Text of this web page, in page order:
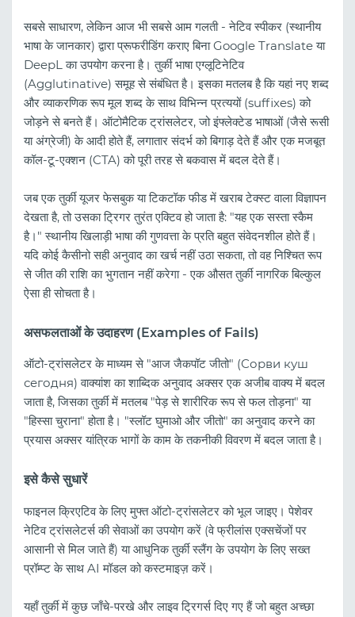
सबसे साधारण, लेकिन आज भी सबसे आम गलती - नेटिव स्पीकर (स्थानीय
भाषा के जानकार) द्वारा प्रूफरीडिंग कराए बिना Google Translate या
DeepL का उपयोग करना है। तुर्की भाषा एग्लूटिनेटिव
(Agglutinative) समूह से संबंधित है। इसका मतलब है कि यहां नए शब्द
और व्याकरणिक रूप मूल शब्द के साथ विभिन्न प्रत्ययों (suffixes) को
जोड़ने से बनते हैं। ऑटोमैटिक ट्रांसलेटर, जो इंफ्लेक्टेड भाषाओं (जैसे रूसी
या अंग्रेजी) के आदी होते हैं, लगातार संदर्भ को बिगाड़ देते हैं और एक मजबूत
कॉल-टू-एक्शन (CTA) को पूरी तरह से बकवास में बदल देते हैं।
जब एक तुर्की यूजर फेसबुक या टिकटॉक फीड में खराब टेक्स्ट वाला विज्ञापन
देखता है, तो उसका ट्रिगर तुरंत एक्टिव हो जाता है: "यह एक सस्ता स्कैम
है।" स्थानीय खिलाड़ी भाषा की गुणवत्ता के प्रति बहुत संवेदनशील होते हैं।
यदि कोई कैसीनो सही अनुवाद का खर्च नहीं उठा सकता, तो वह निश्चित रूप
से जीत की राशि का भुगतान नहीं करेगा - एक औसत तुर्की नागरिक बिल्कुल
ऐसा ही सोचता है।
असफलताओं के उदाहरण (Examples of Fails)
ऑटो-ट्रांसलेटर के माध्यम से "आज जैकपॉट जीतो" (Сорви куш
сегодня) वाक्यांश का शाब्दिक अनुवाद अक्सर एक अजीब वाक्य में बदल
जाता है, जिसका तुर्की में मतलब "पेड़ से शारीरिक रूप से फल तोड़ना" या
"हिस्सा चुराना" होता है। "स्लॉट घुमाओ और जीतो" का अनुवाद करने का
प्रयास अक्सर यांत्रिक भागों के काम के तकनीकी विवरण में बदल जाता है।
इसे कैसे सुधारें
फाइनल क्रिएटिव के लिए मुफ्त ऑटो-ट्रांसलेटर को भूल जाइए। पेशेवर
नेटिव ट्रांसलेटर्स की सेवाओं का उपयोग करें (वे फ्रीलांस एक्सचेंजों पर
आसानी से मिल जाते हैं) या आधुनिक तुर्की स्लैंग के उपयोग के लिए सख्त
प्रॉम्प्ट के साथ AI मॉडल को कस्टमाइज़ करें।
यहाँ तुर्की में कुछ जाँचे-परखे और लाइव ट्रिगर्स दिए गए हैं जो बहुत अच्छा